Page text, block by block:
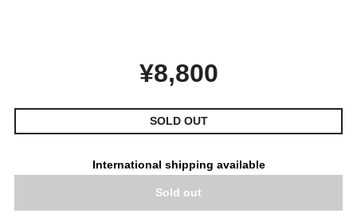
¥8,800
SOLD OUT
International shipping available
Sold out